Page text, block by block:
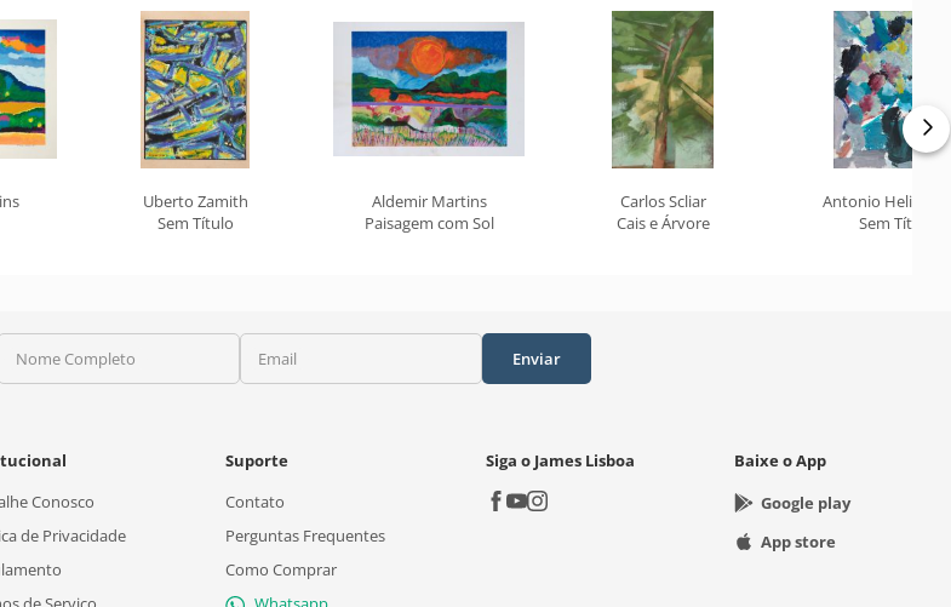
Uberto Zamith
Sem Título
Aldemir Martins
Paisagem com Sol
Carlos Scliar
Cais e Árvore
Antonio Helio
Sem Título
Nome Completo Email Enviar
Conosco
de Privacidade
Suporte
Contato
Perguntas Frequentes
Como Comprar
Siga o James Lisboa
Baixe o App
Google play
App store